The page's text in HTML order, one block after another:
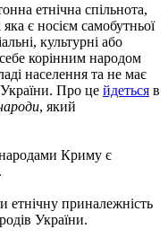
етнічна спільнота,
є носієм самобутньої
культурні або
корінним народом
населення та не має
Про це йдеться в
, який
Криму є
етнічну приналежність
України.